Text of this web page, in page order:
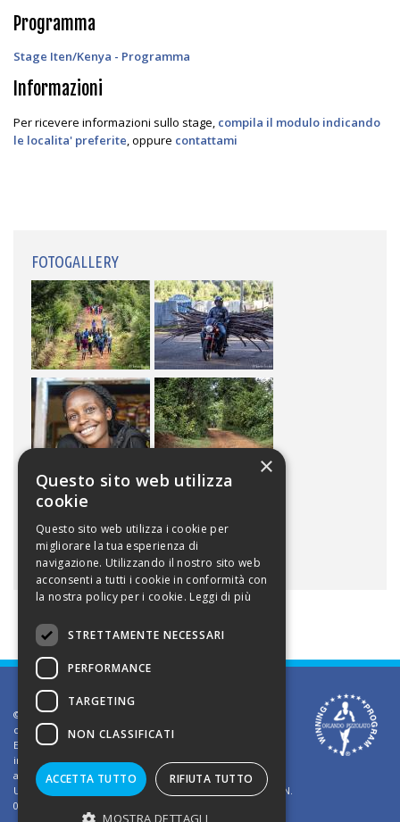
Programma
Stage Iten/Kenya - Programma
Informazioni
Per ricevere informazioni sullo stage, compila il modulo indicando
le localita' preferite, oppure contattami
FOTOGALLERY
©2002 Informativa sui diritti d'autore. Le informazioni
contenute in questo sito sono solo per uso privato.
E' vietato riprodurre o divulgare in qualsiasi forma le
informazioni contenute in questo sito, salvo previa
autorizzazione di Orlando Pizzolato
Ufficio del Registro delle Imprese di Vicenza - Iscrizione N.
03409260241 - REA N. VI-323302
×
Questo sito web utilizza
cookie
Questo sito web utilizza i cookie per
migliorare la tua esperienza di
navigazione. Utilizzando il nostro sito web
acconsenti a tutti i cookie in conformità con
la nostra policy per i cookie. Leggi di più
STRETTAMENTE NECESSARI
PERFORMANCE
TARGETING
NON CLASSIFICATI
ACCETTA TUTTO RIFIUTA TUTTO
MOSTRA DETTAGLI